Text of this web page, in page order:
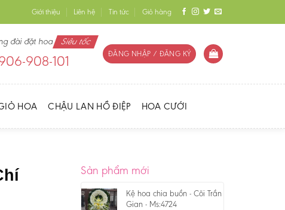
Giới thiệu Liên hệ Tin tức Giỏ hàng
đài đặt hoa Siêu tốc
908-101 ĐĂNG NHẬP / ĐĂNG KÝ
HOA CHẬU LAN HỒ ĐIỆP HOA CƯỚI
Sản phẩm mới
Kệ hoa chia buồn - Cõi Trần
Gian - Ms:4724